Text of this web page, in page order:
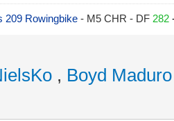
209 Rowingbike- M5 CHR - DF 282
, Boyd Maduro